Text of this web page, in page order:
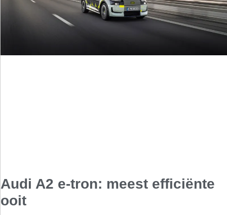
Audi A2 e-tron: meest efficiënte
ooit